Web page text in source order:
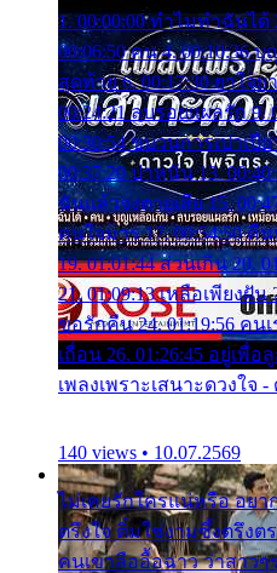
1. 00:00:00 ทำไมทำฉันได้
00:06:50 คน 4. 00:10:36
สุดท้าย 6. 00:17:30 ยาใจย
00:24:21 ลบรอยแผลรัก 9.
00:30:54 ขบวนการเปาเปี
00:37:20 ปาหนัน 13.
ฉันแล้วจงตายเสีย 15.
คนใจมาร 17. 00:54:50 คื
19. 01:01:44 ส่วนเกิน 20.
21. 01:09:13 เหลือเพียงฝัน
ขอรักคืน 24. 01:19:56 คน
เถื่อน 26. 01:26:45 อยู่เพื่อ
เพลงเพราะเสนาะดวงใจ
140 views • 10.07.2569
ไม่เคยรักใครแน่หรือ อย
ตรึงใจ ติ๋มใช่งามซึ้งตรึง
คนเขาลืออื้อฉาว ว่าสาว